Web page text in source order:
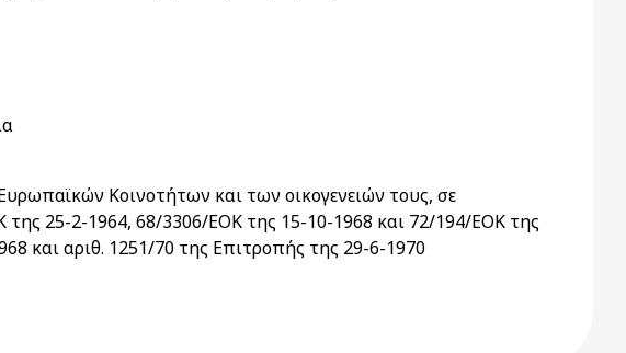
Κοινοτήτων και των οικογενειών τους, σε
25-2-1964, 68/3306/ΕΟΚ της 15-10-1968 και 72/194/ΕΟΚ της
και αριθ. 1251/70 της Επιτροπής της 29-6-1970